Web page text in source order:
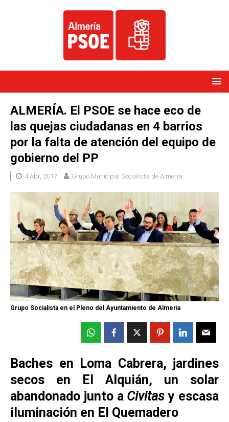
ALMERÍA. El PSOE se hace eco de
las quejas ciudadanas en 4 barrios
por la falta de atención del equipo de
gobierno del PP
4 Abr, 2017 Grupo Municipal Socialista de Almería
Grupo Socialista en el Pleno del Ayuntamiento de Almería
Baches en Loma Cabrera, jardines
secos en El Alquián, un solar
abandonado junto a Civitasy escasa
iluminación en El Quemadero